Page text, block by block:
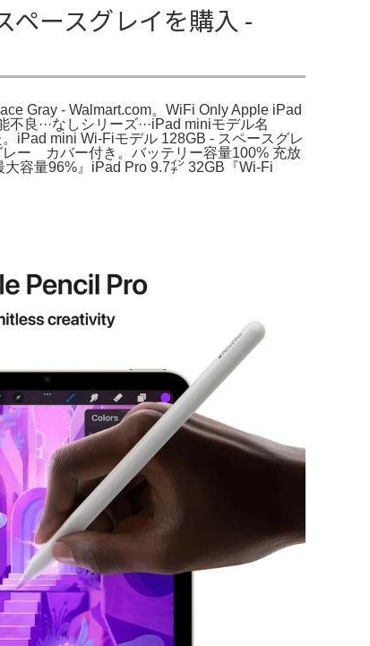
ペースグレイを購入 -
Gray - Walmart.com。WiFi Only Apple iPad
良···なしシリーズ···iPad miniモデル名
iPad mini Wi‑Fiモデル 128GB - スペースグレ
レー カバー付き。バッテリー容量100% 充放
容量96%』iPad Pro 9.7㌅ 32GB『Wi-Fi